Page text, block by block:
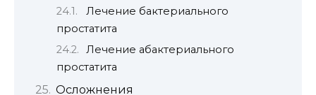
Лечение бактериального
простатита
Лечение абактериального
простатита
Осложнения